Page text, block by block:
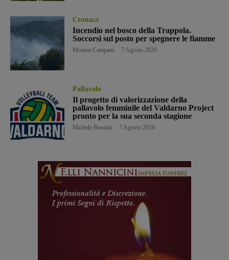
Cronaca
Incendio nel bosco della Trappola.
Soccorsi sul posto per spegnere le fiamme
Monica Campani 7 Agosto 2026
Pallavolo
Il progetto di valorizzazione della
pallavolo femminile del Valdarno Project
pronto per la sua seconda stagione
Michele Bossini 7 Agosto 2026